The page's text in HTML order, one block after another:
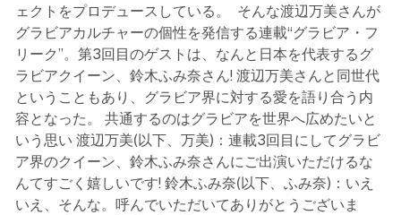
ェクトをプロデュースしている。 そんな渡辺万美さんが
グラビアカルチャーの個性を発信する連載“グラビア・フ
リーク”。第3回目のゲストは、なんと日本を代表するグ
ラビアクイーン、鈴木ふみ奈さん! 渡辺万美さんと同世代
ということもあり、グラビア界に対する愛を語り合う内
容となった。 共通するのはグラビアを世界へ広めたいと
いう思い 渡辺万美(以下、万美)：連載3回目にしてグラビ
ア界のクイーン、鈴木ふみ奈さんにご出演いただけるな
んてすごく嬉しいです! 鈴木ふみ奈(以下、ふみ奈)：いえ
いえ、そんな。呼んでいただいてありがとうございま